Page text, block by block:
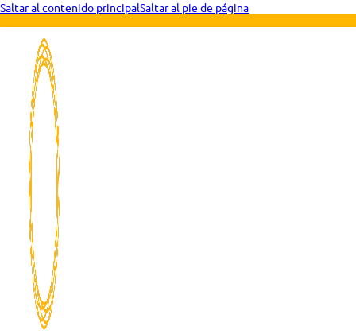
Saltar al contenido principalSaltar al pie de página